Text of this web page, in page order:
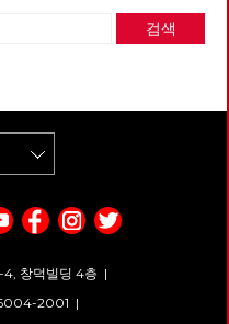
고 어떤 부분은 이해가 잘 되지
않기도 하지만, 어느 나라건 (배
다는 것이 내가 이 글을 읽고
린 결론입니다. 작가는 오히려
자신도 이 이야기를 이해하지 못
한다고 했습니다. 그런데도 이
장소에서 흘러나온 것」이기
문이라고 합니다. 이 책에는
세대 간의 이야기, 또 남자들의
국 이야기라 남의 이야기처럼
검색
4, 창덕빌딩 4층 |
2001 |